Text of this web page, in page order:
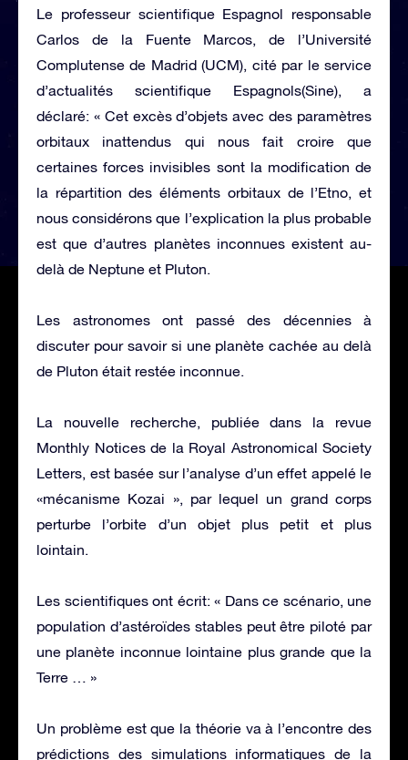
Le professeur scientifique Espagnol responsable
Carlos de la Fuente Marcos, de l’Université
Complutense de Madrid (UCM), cité par le service
d’actualités scientifique Espagnols(Sine), a
déclaré: « Cet excès d’objets avec des paramètres
orbitaux inattendus qui nous fait croire que
certaines forces invisibles sont la modification de
la répartition des éléments orbitaux de l’Etno, et
nous considérons que l’explication la plus probable
est que d’autres planètes inconnues existent au-
delà de Neptune et Pluton.
Les astronomes ont passé des décennies à
discuter pour savoir si une planète cachée au delà
de Pluton était restée inconnue.
La nouvelle recherche, publiée dans la revue
Monthly Notices de la Royal Astronomical Society
Letters, est basée sur l’analyse d’un effet appelé le
«mécanisme Kozai », par lequel un grand corps
perturbe l’orbite d’un objet plus petit et plus
lointain.
Les scientifiques ont écrit: « Dans ce scénario, une
population d’astéroïdes stables peut être piloté par
une planète inconnue lointaine plus grande que la
Terre … »
Un problème est que la théorie va à l’encontre des
prédictions des simulations informatiques de la